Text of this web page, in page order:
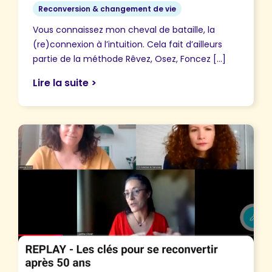
Reconversion & changement de vie
Vous connaissez mon cheval de bataille, la
(re)connexion à l’intuition. Cela fait d’ailleurs
partie de la méthode Rêvez, Osez, Foncez […]
Lire la suite >